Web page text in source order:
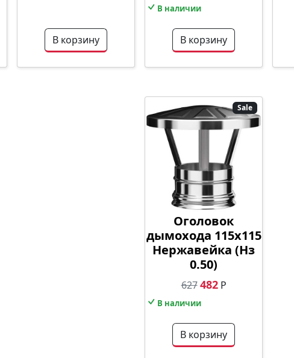
В корзину
В наличии
В корзину
Sale
Оголовок
дымохода 115х115
Нержавейка (Нз
0.50)
627 482Р
В наличии
В корзину